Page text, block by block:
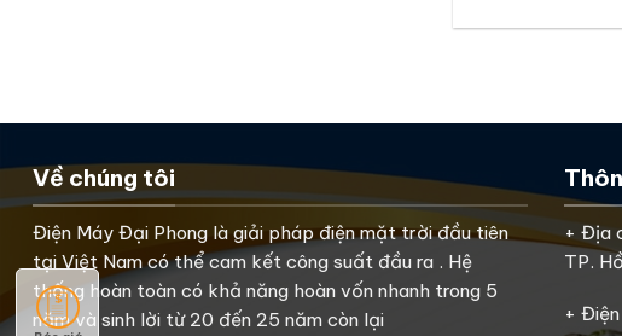
Về chúng tôi
Điện Máy Đại Phong là giải pháp điện mặt trời đầu tiên
tại Việt Nam có thể cam kết công suất đầu ra . Hệ
thống hoàn toàn có khả năng hoàn vốn nhanh trong 5
năm và sinh lời từ 20 đến 25 năm còn lại
+ Địa
TP.
+